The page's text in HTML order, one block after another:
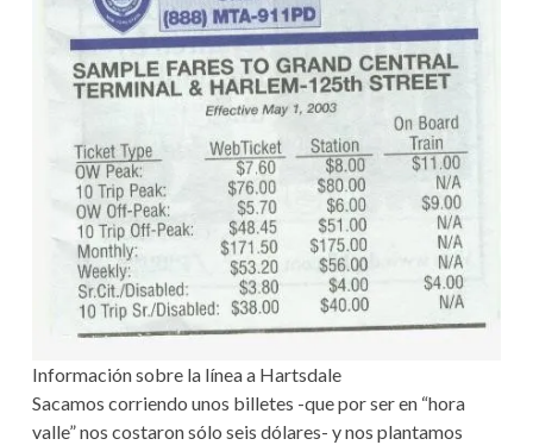
Información sobre la línea a Hartsdale
Sacamos corriendo unos billetes -que por ser en “hora
valle” nos costaron sólo seis dólares- y nos plantamos